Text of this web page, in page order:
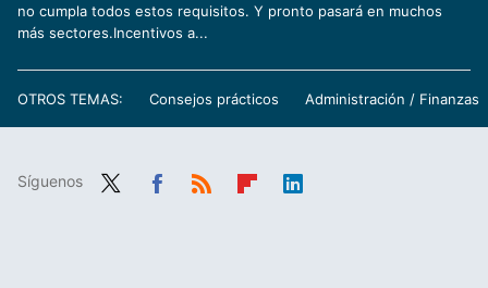
no cumpla todos estos requisitos. Y pronto pasará en muchos
más sectores.Incentivos a...
OTROS TEMAS: Consejos prácticos Administración / Finanzas
Síguenos